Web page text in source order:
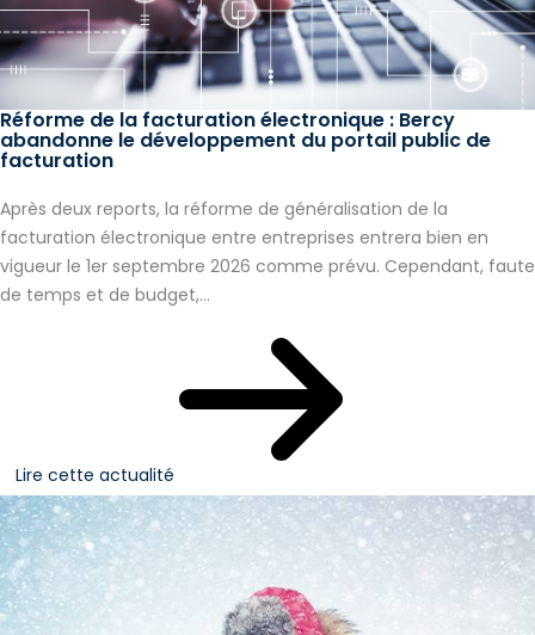
Réforme de la facturation électronique : Bercy
abandonne le développement du portail public de
facturation
Après deux reports, la réforme de généralisation de la
facturation électronique entre entreprises entrera bien en
vigueur le 1er septembre 2026 comme prévu. Cependant, faute
de temps et de budget,...
Lire cette actualité